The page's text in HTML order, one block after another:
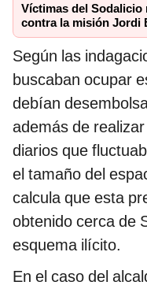
Víctimas del Sodalicio
contra la misión Jordi
Según las
buscaban ocupar
debían
además de
diarios que
el tamaño del
calcula que esta
obtenido cerca de
esquema ilícito.
En el caso del